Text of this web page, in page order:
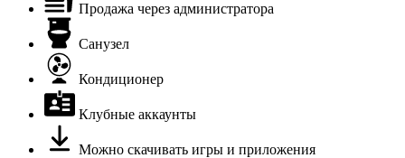
Продажа через администратора
Санузел
Кондиционер
Клубные аккаунты
Можно скачивать игры и приложения